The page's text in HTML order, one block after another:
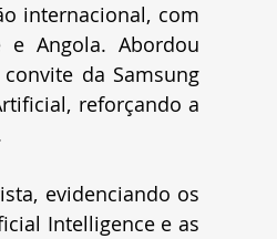
internacional, com
e Angola. Abordou
da Samsung
reforçando a
evidenciando os
Intelligence e as